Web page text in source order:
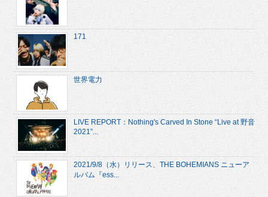
171
世界電力
LIVE REPORT：Nothing's Carved In Stone “Live at 野音
2021”...
2021/9/8（水）リリース、THE BOHEMIANS ニューア
ルバム『ess...